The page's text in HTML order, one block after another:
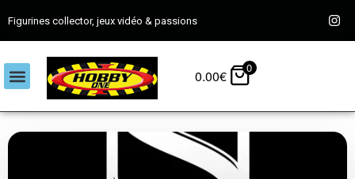
Figurines collector, jeux vidéo & passions
0.00€ 0